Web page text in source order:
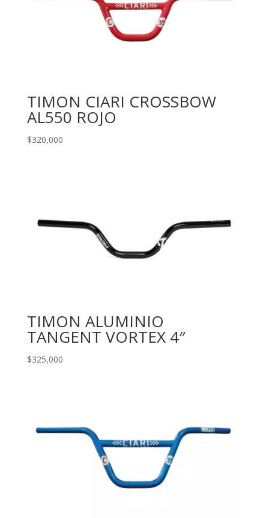
TIMON CIARI CROSSBOW
AL550 ROJO
$320,000
TIMON ALUMINIO
TANGENT VORTEX 4″
$325,000